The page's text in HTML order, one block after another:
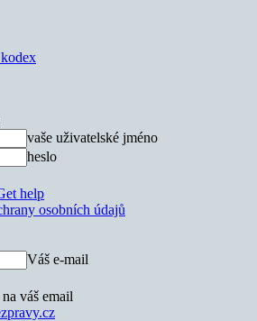
vaše uživatelské jméno
heslo
help
osobních údajů
Váš e-mail
váš email